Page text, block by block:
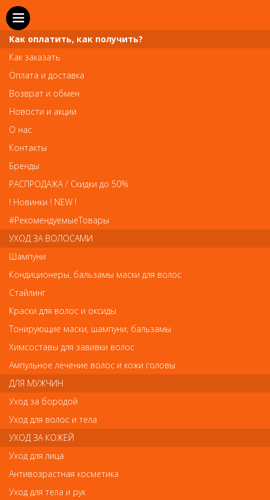
SEO
Aravia Крем для рук с маслом макадамии и карите 100мл
Aravia Крем для рук с маслом макадамии и
карите 100мл
Арт.4030
280р.-210р.-
В закладки Как оплатить? Как получить?
Крем-масло предназначено для проведения расслабляющего
массажа кистей рук на завершающем этапе SPA-маникюра.
Как оплатить, как получить?
Как заказать
Оплата и доставка
Возврат и обмен
Новости и акции
О нас
Контакты
Бренды
РАСПРОДАЖА / Скидки до 50%
! Новинки ! NEW !
#РекомендуемыеТовары
УХОД ЗА ВОЛОСАМИ
Шампуни
Кондиционеры, бальзамы маски для волос
Стайлинг
Краски для волос и оксиды
Тонирующие маски, шампуни, бальзамы
Химсоставы для завивки волос
Ампульное лечение волос и кожи головы
ДЛЯ МУЖЧИН
Уход за бородой
Уход для волос и тела
УХОД ЗА КОЖЕЙ
Уход для лица
Антивозрастная косметика
Уход для тела и рук